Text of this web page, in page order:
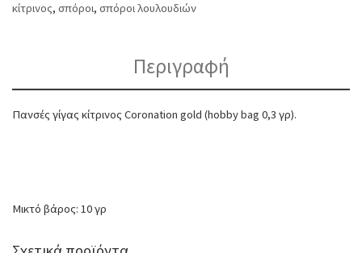
κίτρινος, σπόροι, σπόροι λουλουδιών
Περιγραφή
Πανσές γίγας κίτρινος Coronation gold (hobby bag 0,3 γρ).
Μικτό βάρος: 10 γρ